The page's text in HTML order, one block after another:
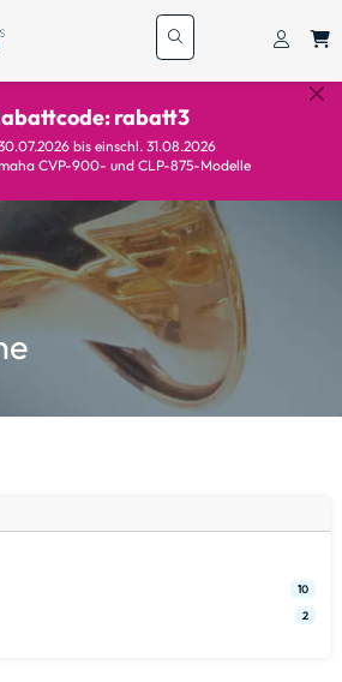
rabatt3
bis einschl. 31.08.2026
CVP-900- und CLP-875-Modelle
10
2